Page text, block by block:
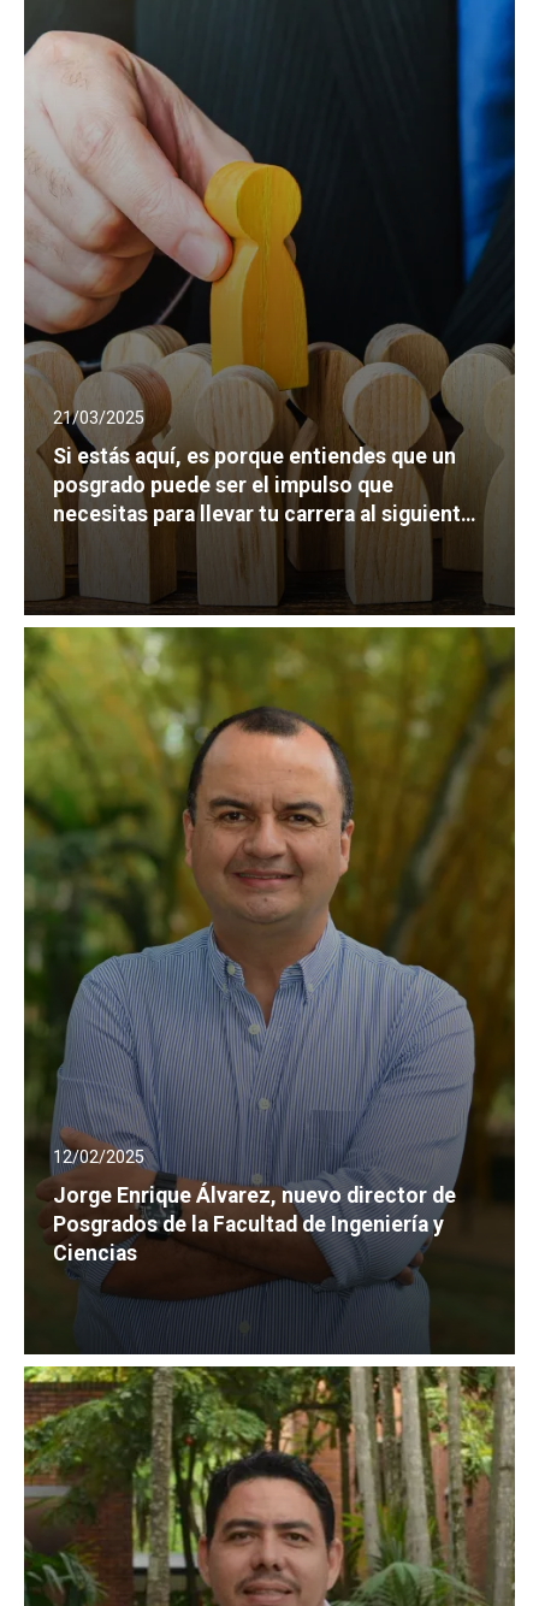
21/03/2025
Si estás aquí, es porque entiendes que un
posgrado puede ser el impulso que
necesitas para llevar tu carrera al siguiente
12/02/2025
Jorge Enrique Álvarez, nuevo director de
Posgrados de la Facultad de Ingeniería y
Ciencias